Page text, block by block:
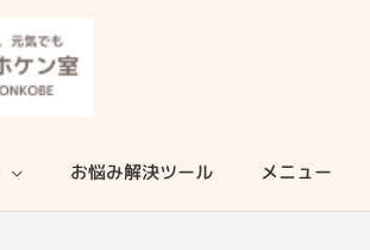
お悩み解決ツール メニュー